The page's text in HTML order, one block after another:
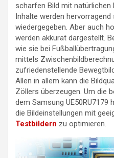
scharfen Bild mit natürlichen
Inhalte werden
wiedergegeben. Aber auch
werden akkurat dargestellt.
wie sie bei
mittels
zufriedenstellende
Allen in allem kann die
Zöllers überzeugen. Um die
dem Samsung
die Bildeinstellungen mit
Testbildern zu optimieren.